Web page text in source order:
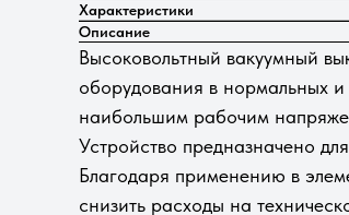
Характеристики
Описание
Высоковольтный вакуумный
оборудования в нормальных и
наибольшим рабочим
Устройство предназначено
Благодаря применению в
снизить расходы на